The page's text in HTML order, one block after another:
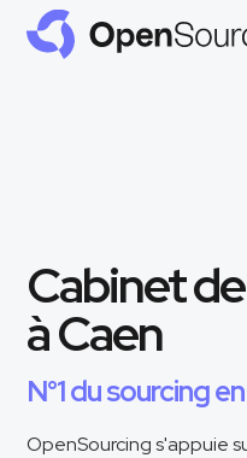
Cabinet
à Caen
N°1 du sourcing
OpenSourcing s'appuie